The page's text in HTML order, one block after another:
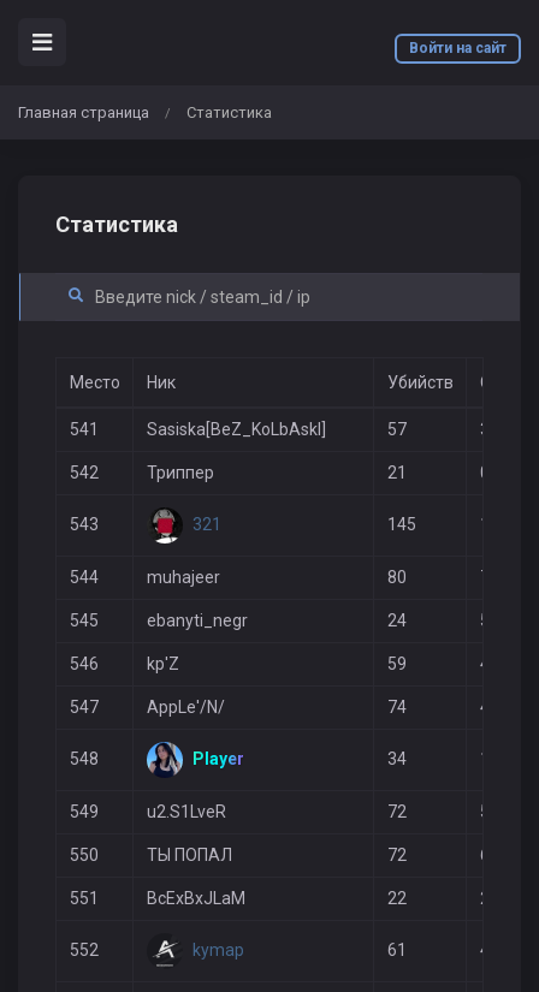
Войти на сайт
Главная страница / Статистика
Статистика
Место Ник Убийств
541 Sasiska[BeZ_KoLbAskI] 57 35
542 Триппер 21 0
543 321 145 142
544 muhajeer 80 71
545 ebanyti_negr 24 5
546 kp'Z 59 44
547 AppLe'/N/ 74 49
548 Player 34 12
549 u2.S1LveR 72 52
550 ТЫ ПОПАЛ 72 61
551 BcExBxJLaM 22 2
552 kymap 61 41